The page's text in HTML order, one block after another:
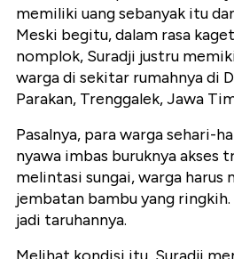
memiliki uang sebanyak itu
Meski begitu, dalam rasa
nomplok, Suradji justru
warga di sekitar rumahnya di
Parakan, Trenggalek, Jawa
Pasalnya, para warga sehari-
nyawa imbas buruknya akses
melintasi sungai, warga harus
jembatan bambu yang
jadi taruhannya.
Melihat kondisi itu, Suradji